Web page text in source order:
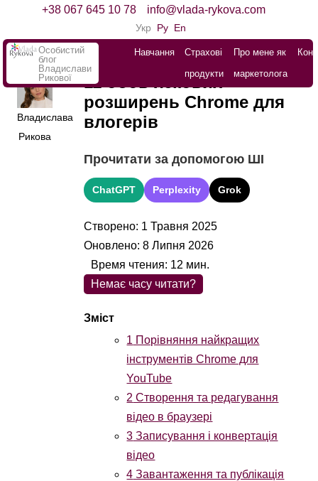
+38 067 645 10 78 info@vlada-rykova.com
Укр Ру En
Особистий
блог
Владислави
Рикової
Навчання
Страхові
продукти
Про мене як
маркетолога
Владислава
Рикова
11 обов’язкових
розширень Chrome для
влогерів
Прочитати за допомогою ШІ
ChatGPT Perplexity Grok
Створено: 1 Травня 2025
Оновлено: 8 Липня 2026
Немає часу читати?
1 Порівняння найкращих
інструментів Chrome для
YouTube
2 Створення та редагування
відео в браузері
3 Записування і конвертація
відео
4 Завантаження та публікація
Время чтения: 12 мин.